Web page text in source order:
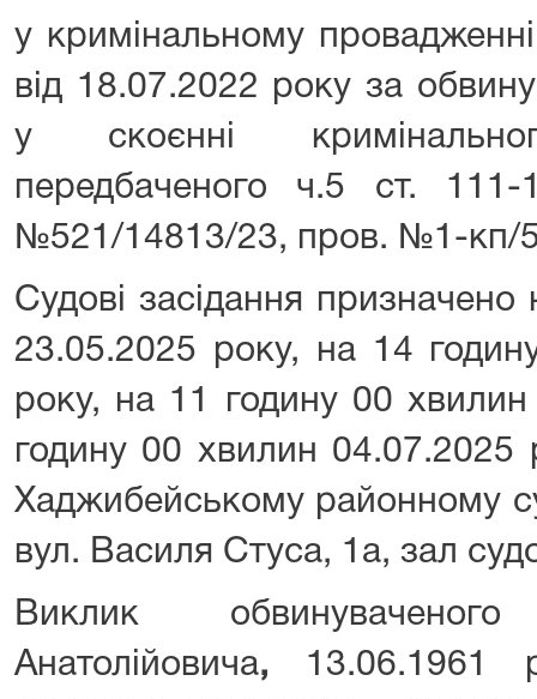
у кримінальному
від 18.07.2022 року за
у скоєнні
передбаченого ч.5 ст.
№521/14813/23, пров. №1-кп/
Судові засідання
23.05.2025 року, на 14
року, на 11 годину 00
годину 00 хвилин 04.07.2025
Хаджибейському районному
вул. Василя Стуса, 1а, зал
Виклик
Анатолійовича, 13.06.1961